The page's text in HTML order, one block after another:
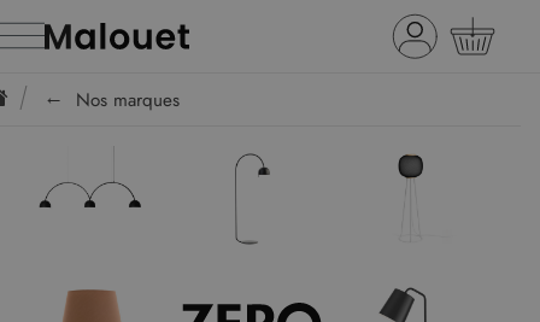
Nos marques